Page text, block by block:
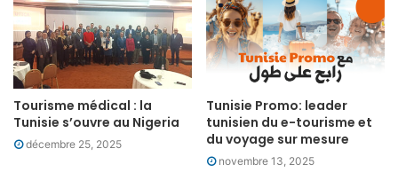
Tourisme médical : la
Tunisie s’ouvre au Nigeria
décembre 25, 2025
Tunisie Promo: leader
tunisien du e-tourisme et
du voyage sur mesure
novembre 13, 2025